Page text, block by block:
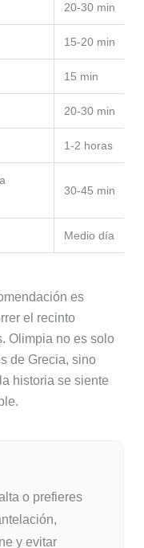
20-30 min
15-20 min
15 min
20-30 min
1-2 horas
30-45 min
Medio día
es
el recinto
Olimpia no es solo
de Grecia, sino
historia se siente
o prefieres
y evitar